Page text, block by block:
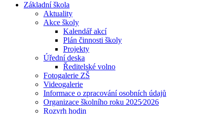
Základní škola
Aktuality
Akce školy
Kalendář akcí
Plán činnosti školy
Projekty
Úřední deska
Ředitelské volno
Fotogalerie ZŠ
Videogalerie
Informace o zpracování osobních údajů
Organizace školního roku 2025⁄2026
Rozvrh hodin